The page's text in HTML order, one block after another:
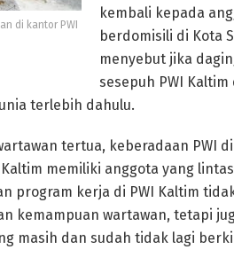
di kantor PWI
kembali kepada
berdomisili di Kota
menyebut jika
sesepuh PWI
terlebih dahulu.
tertua, keberadaan PWI
memiliki anggota yang
program kerja di PWI Kaltim
kemampuan wartawan, tetapi
masih dan sudah tidak lagi